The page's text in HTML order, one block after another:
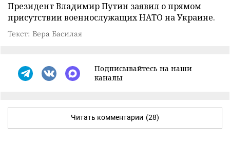
Президент Владимир Путин заявил о прямом
присутствии военнослужащих НАТО на Украине.
Текст: Вера Басилая
Подписывайтесь на наши
каналы
Читать комментарии (28)